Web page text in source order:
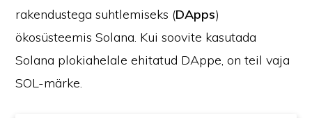
rakendustega suhtlemiseks (DApps)
ökosüsteemis Solana. Kui soovite kasutada
Solana plokiahelale ehitatud DAppe, on teil vaja
SOL-märke.